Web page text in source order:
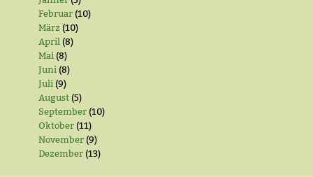
Februar (10)
März (10)
April (8)
Mai (8)
Juni (8)
Juli (9)
August (5)
September (10)
Oktober (11)
November (9)
Dezember (13)